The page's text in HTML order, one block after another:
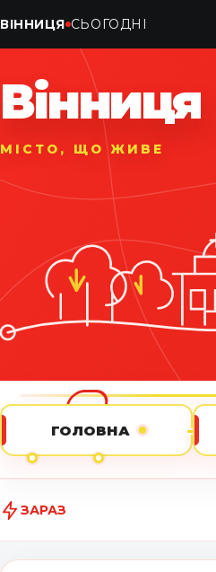
ВІННИЦЯ СЬОГОДНІ
Вінниця
МІСТО, ЩО ЖИВЕ
ГОЛОВНА
ЗАРАЗ